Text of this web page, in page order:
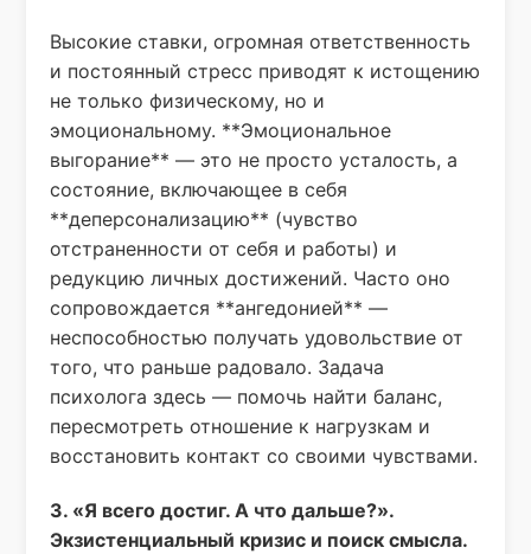
Высокие ставки, огромная ответственность
и постоянный стресс приводят к истощению
не только физическому, но и
эмоциональному. **Эмоциональное
выгорание** — это не просто усталость, а
состояние, включающее в себя
**деперсонализацию** (чувство
отстраненности от себя и работы) и
редукцию личных достижений. Часто оно
сопровождается **ангедонией** —
неспособностью получать удовольствие от
того, что раньше радовало. Задача
психолога здесь — помочь найти баланс,
пересмотреть отношение к нагрузкам и
восстановить контакт со своими чувствами.
3. «Я всего достиг. А что дальше?».
Экзистенциальный кризис и поиск смысла.